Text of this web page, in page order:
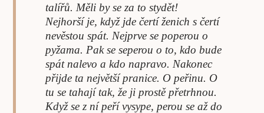
talířů. Měli by se za to stydět!
Nejhorší je, když jde čertí ženich s čertí
nevěstou spát. Nejprve se poperou o
pyžama. Pak se seperou o to, kdo bude
spát nalevo a kdo napravo. Nakonec
přijde ta největší pranice. O peřinu. O
tu se tahají tak, že ji prostě přetrhnou.
Když se z ní peří vysype, perou se až do